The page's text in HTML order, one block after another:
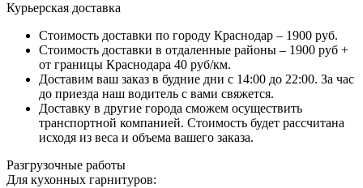
Курьерская доставка
Стоимость доставки по городу Краснодар – 1900 руб.
Стоимость доставки в отдаленные районы – 1900 руб +
от границы Краснодара 40 руб/км.
Доставим ваш заказ в будние дни с 14:00 до 22:00. За час
до приезда наш водитель с вами свяжется.
Доставку в другие города сможем осуществить
транспортной компанией. Стоимость будет рассчитана
исходя из веса и объема вашего заказа.
Разгрузочные работы
Для кухонных гарнитуров: